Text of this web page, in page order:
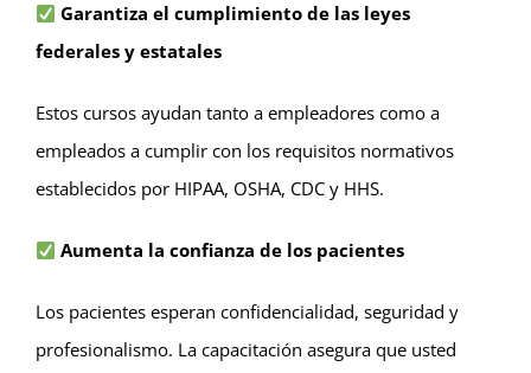
Garantiza el cumplimiento de las leyes
federales y estatales
Estos cursos ayudan tanto a empleadores como a
empleados a cumplir con los requisitos normativos
establecidos por HIPAA, OSHA, CDC y HHS.
Aumenta la confianza de los pacientes
Los pacientes esperan confidencialidad, seguridad y
profesionalismo. La capacitación asegura que usted